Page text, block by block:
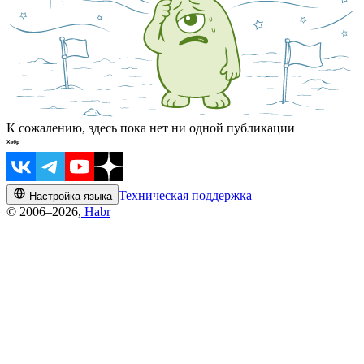
К сожалению, здесь пока нет ни одной публикации
Настройка языка Техническая поддержка
© 2006–2026, Habr